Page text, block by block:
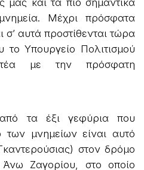
Μέχρι πρόσφατα
αυτά προστίθενται τώρα
το Υπουργείο Πολιτισμού
με την πρόσφατη
τα έξι γεφύρια που
μνημείων είναι αυτό
στον δρόμο
Ζαγορίου, στο οποίο